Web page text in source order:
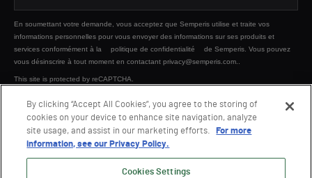
En soumettant votre demande, vous acceptez que Semperis utilise et traite vos
informations personnelles pour vous envoyer des informations sur ses produits et
services conformément à la
politique de confidentialité
de Semperis. Vous pouvez
vous désinscrire à tout moment en contactant privacy@semperis.com..
This site is protected by reCAPTCHA.
ENVOYER
By clicking “Accept All Cookies”, you agree to the storing of
cookies on your device to enhance site navigation, analyze
site usage, and assist in our marketing efforts.
For more
information, see our Privacy Policy.
Cookies Settings